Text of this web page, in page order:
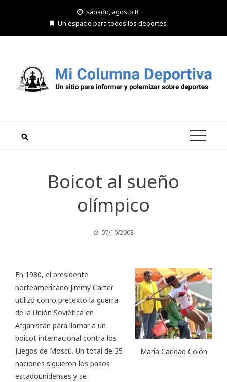
sábado, agosto 8
Un espacio para todos los deportes
Boicot al sueño
olímpico
07/10/2008
María Caridad Colón
En 1980, el presidente
norteamericano Jimmy Carter
utilizó como pretexto la guerra
de la Unión Soviética en
Afganistán para llamar a un
boicot internacional contra los
Juegos de Moscú. Un total de 35
naciones siguieron los pasos
estadounidenses y se